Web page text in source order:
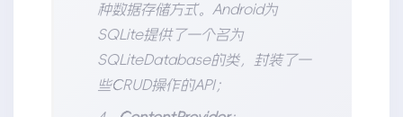
种数据存储方式。Android为
SQLite提供了一个名为
SQLiteDatabase的类，封装了一
些CRUD操作的API；